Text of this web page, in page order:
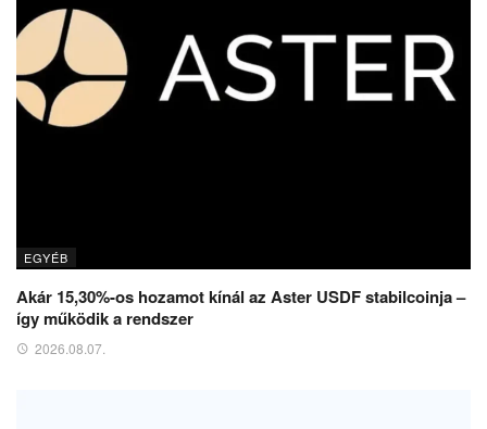
EGYÉB
Akár 15,30%-os hozamot kínál az Aster USDF stabilcoinja –
így működik a rendszer
2026.08.07.